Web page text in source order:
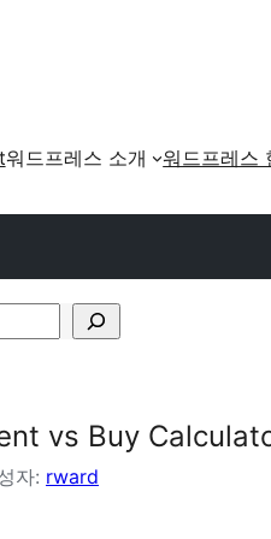
워드프레스 소개 워드프레스
vs Buy
자: rward